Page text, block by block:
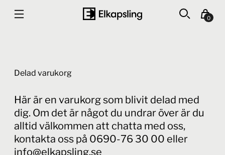
0
Delad varukorg
Här är en varukorg som blivit delad med
dig. Om det är något du undrar över är du
alltid välkommen att chatta med oss,
kontakta oss på 0690-76 30 00 eller
info@elkapsling.se